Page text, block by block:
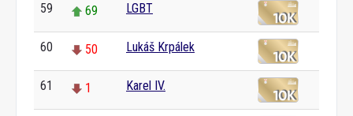
59 69 LGBT
60 50 Lukáš Krpálek
61 1 Karel IV.